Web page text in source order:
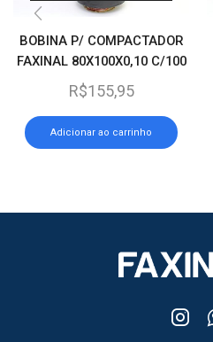
BOBINA P/ COMPACTADOR
FAXINAL 80X100X0,10 C/100
R$155,95
Adicionar ao carrinho